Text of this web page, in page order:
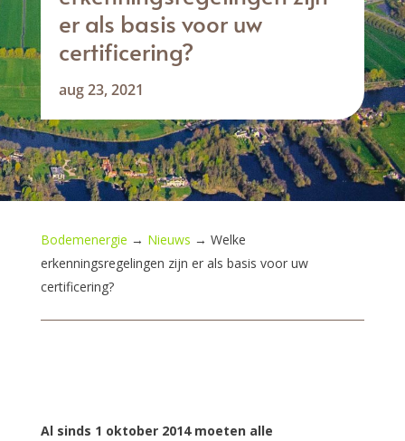
er als basis voor uw
certificering?
aug 23, 2021
Bodemenergie → Nieuws → Welke
erkenningsregelingen zijn er als basis voor uw
certificering?
Al sinds 1 oktober 2014 moeten alle